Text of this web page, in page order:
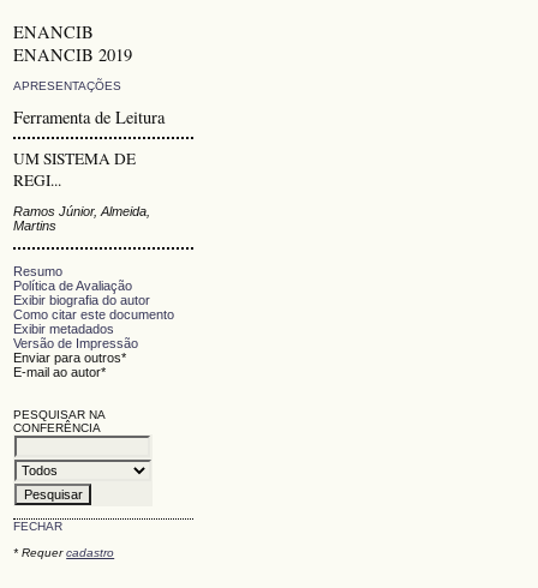
ENANCIB
ENANCIB 2019
APRESENTAÇÕES
Ferramenta de Leitura
UM SISTEMA DE
REGI...
Ramos Júnior, Almeida,
Martins
Resumo
Política de Avaliação
Exibir biografia do autor
Como citar este documento
Exibir metadados
Versão de Impressão
Enviar para outros*
E-mail ao autor*
PESQUISAR NA
CONFERÊNCIA
FECHAR
* Requercadastro